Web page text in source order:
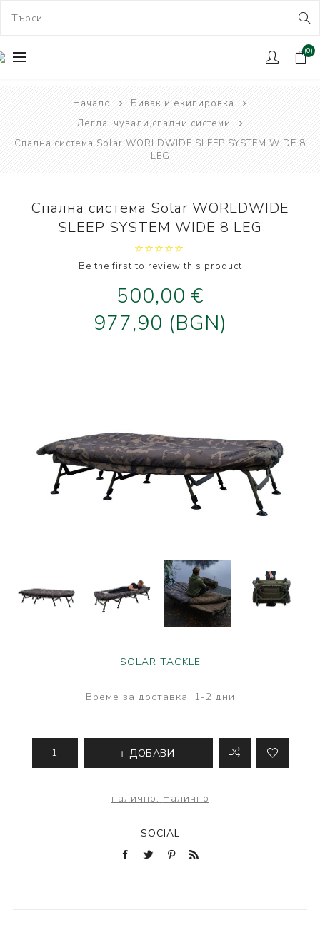
(0)
Начало
Бивак и екипировка
Легла, чували,спални системи
Спална система Solar WORLDWIDE SLEEP SYSTEM WIDE 8
LEG
Спална система Solar WORLDWIDE
SLEEP SYSTEM WIDE 8 LEG
Be the first to review this product
500,00 €
977,90 (BGN)
SOLAR TACKLE
Време за доставка: 1-2 дни
ДОБАВИ
налично: Налично
SOCIAL